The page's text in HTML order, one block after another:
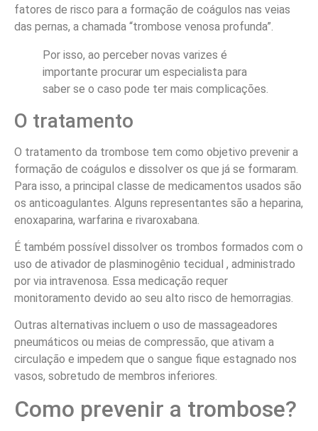
fatores de risco para a formação de coágulos nas veias
das pernas, a chamada “trombose venosa profunda”.
Por isso, ao perceber novas varizes é
importante procurar um especialista para
saber se o caso pode ter mais complicações.
O tratamento
O tratamento da trombose tem como objetivo prevenir a
formação de coágulos e dissolver os que já se formaram.
Para isso, a principal classe de medicamentos usados são
os anticoagulantes. Alguns representantes são a heparina,
enoxaparina, warfarina e rivaroxabana.
É também possível dissolver os trombos formados com o
uso de ativador de plasminogênio tecidual , administrado
por via intravenosa. Essa medicação requer
monitoramento devido ao seu alto risco de hemorragias.
Outras alternativas incluem o uso de massageadores
pneumáticos ou meias de compressão, que ativam a
circulação e impedem que o sangue fique estagnado nos
vasos, sobretudo de membros inferiores.
Como prevenir a trombose?